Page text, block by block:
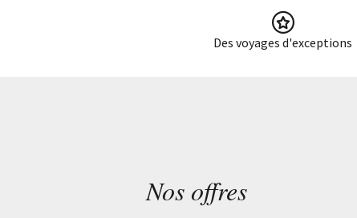
Des voyages d'exceptions
Nos offres